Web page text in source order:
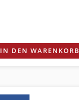
IN DEN WARENKORB